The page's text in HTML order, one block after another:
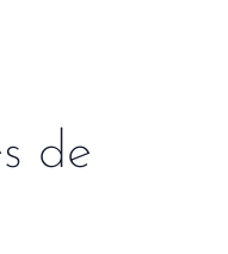
de